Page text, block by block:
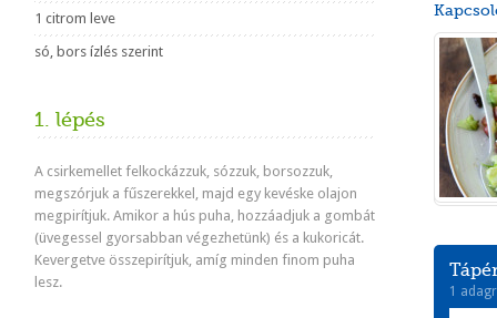
1 citrom leve
só, bors ízlés szerint
1. lépés
A csirkemellet felkockázzuk, sózzuk, borsozzuk,
megszórjuk a fűszerekkel, majd egy kevéske olajon
megpirítjuk. Amikor a hús puha, hozzáadjuk a gombát
(üvegessel gyorsabban végezhetünk) és a kukoricát.
Kevergetve összepirítjuk, amíg minden finom puha
lesz.
1